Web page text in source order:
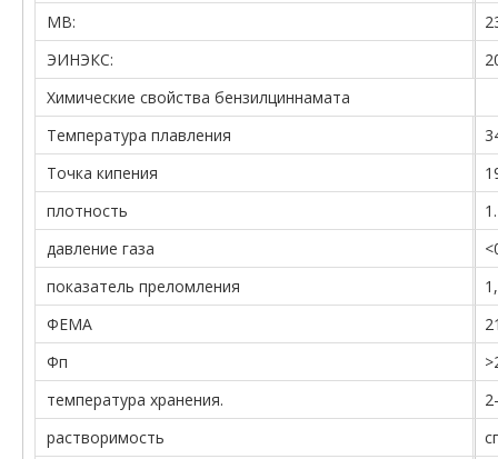
МВ:
ЭИНЭКС:
Химические свойства бензилциннамата
Температура плавления
Точка кипения
плотность
давление газа
показатель преломления
ФЕМА
Фп
температура хранения.
растворимость